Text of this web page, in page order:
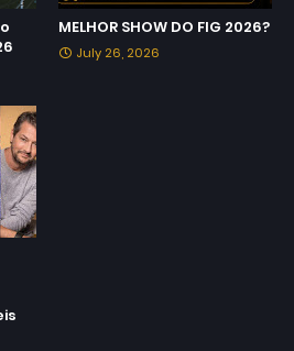
MELHOR SHOW DO FIG 2026?
July 26, 2026